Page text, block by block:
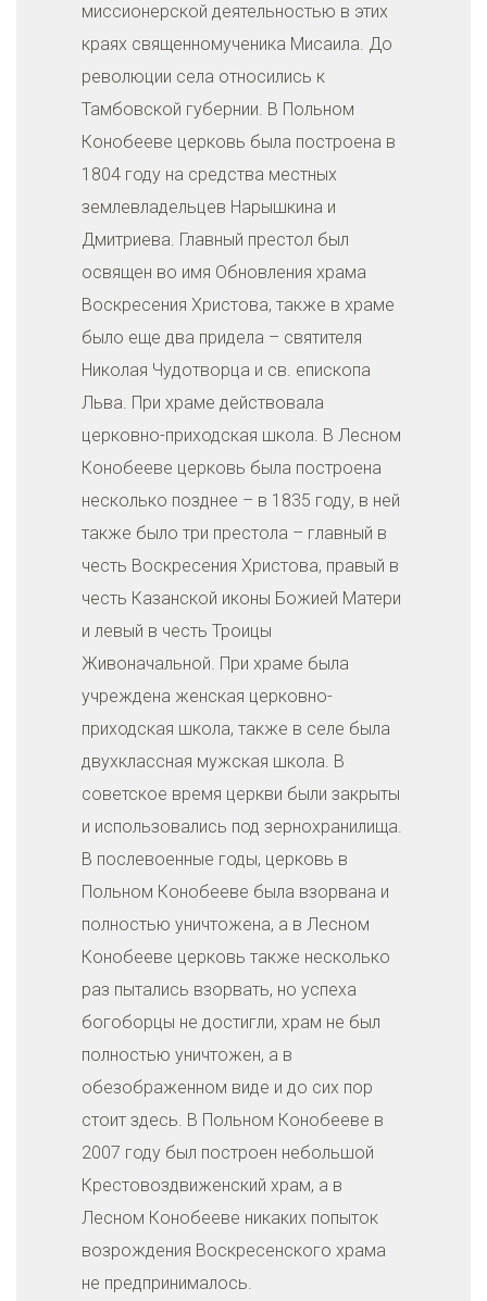
миссионерской деятельностью в этих
краях священномученика Мисаила. До
революции села относились к
Тамбовской губернии. В Польном
Конобееве церковь была построена в
1804 году на средства местных
землевладельцев Нарышкина и
Дмитриева. Главный престол был
освящен во имя Обновления храма
Воскресения Христова, также в храме
было еще два придела – святителя
Николая Чудотворца и св. епископа
Льва. При храме действовала
церковно-приходская школа. В Лесном
Конобееве церковь была построена
несколько позднее – в 1835 году, в ней
также было три престола – главный в
честь Воскресения Христова, правый в
честь Казанской иконы Божией Матери
и левый в честь Троицы
Живоначальной. При храме была
учреждена женская церковно-
приходская школа, также в селе была
двухклассная мужская школа. В
советское время церкви были закрыты
и использовались под зернохранилища.
В послевоенные годы, церковь в
Польном Конобееве была взорвана и
полностью уничтожена, а в Лесном
Конобееве церковь также несколько
раз пытались взорвать, но успеха
богоборцы не достигли, храм не был
полностью уничтожен, а в
обезображенном виде и до сих пор
стоит здесь. В Польном Конобееве в
2007 году был построен небольшой
Крестовоздвиженский храм, а в
Лесном Конобееве никаких попыток
возрождения Воскресенского храма
не предпринималось.